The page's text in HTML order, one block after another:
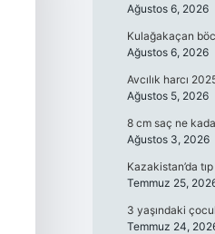
Ağustos 6, 2026
Kulağakaçan
Ağustos 6, 2026
Avcılık harcı
Ağustos 5, 2026
8 cm saç ne
Ağustos 3, 2026
Kazakistan’da
Temmuz 25,
3 yaşındaki
Temmuz 24,